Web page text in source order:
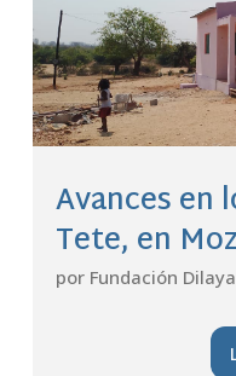
Avances en
Tete, en
por Fundación Dilaya